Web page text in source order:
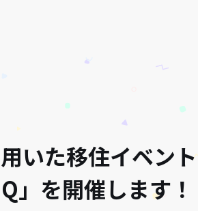
いた移住イベント
」を開催します！